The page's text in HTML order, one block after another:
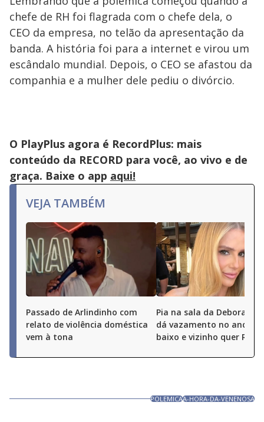
chefe de RH foi flagrada com o chefe dela, o
CEO da empresa, no telão da apresentação da
banda. A história foi para a internet e virou um
escândalo mundial. Depois, o CEO se afastou da
companhia e a mulher dele pediu o divórcio.
O PlayPlus agora é RecordPlus: mais
conteúdo da RECORD para você, ao vivo e de
graça. Baixe o app aqui!
VEJA TAMBÉM
Passado de Arlindinho com
relato de violência doméstica
vem à tona
Pia na sala da Deborah
dá vazamento no andar
baixo e vizinho quer R$
POLEMICAA-HORA-DA-VENENOSA